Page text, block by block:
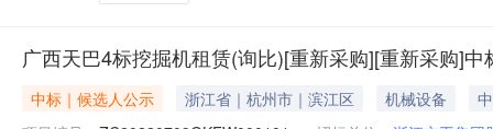
广西天巴4标挖掘机租赁(询比)[重新采购][重新采购]中
中标｜候选人公示 浙江省｜杭州市｜滨江区 机械设备